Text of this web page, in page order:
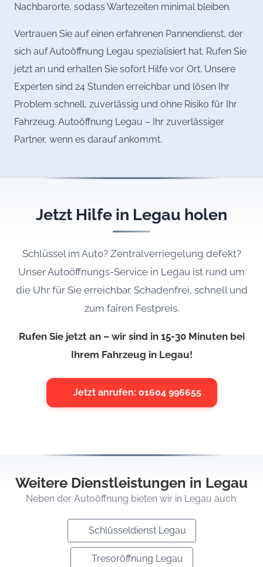
Nachbarorte, sodass Wartezeiten minimal bleiben.
Vertrauen Sie auf einen erfahrenen Pannendienst, der
sich auf Autoöffnung Legau spezialisiert hat. Rufen Sie
jetzt an und erhalten Sie sofort Hilfe vor Ort. Unsere
Experten sind 24 Stunden erreichbar und lösen Ihr
Problem schnell, zuverlässig und ohne Risiko für Ihr
Fahrzeug. Autoöffnung Legau – Ihr zuverlässiger
Partner, wenn es darauf ankommt.
Jetzt Hilfe in Legau holen
Schlüssel im Auto? Zentralverriegelung defekt?
Unser Autoöffnungs-Service in Legau ist rund um
die Uhr für Sie erreichbar. Schadenfrei, schnell und
zum fairen Festpreis.
Rufen Sie jetzt an – wir sind in 15-30 Minuten bei
Ihrem Fahrzeug in Legau!
Jetzt anrufen: 01604 996655
Weitere Dienstleistungen in Legau
Neben der Autoöffnung bieten wir in Legau auch:
Schlüsseldienst Legau
Tresoröffnung Legau